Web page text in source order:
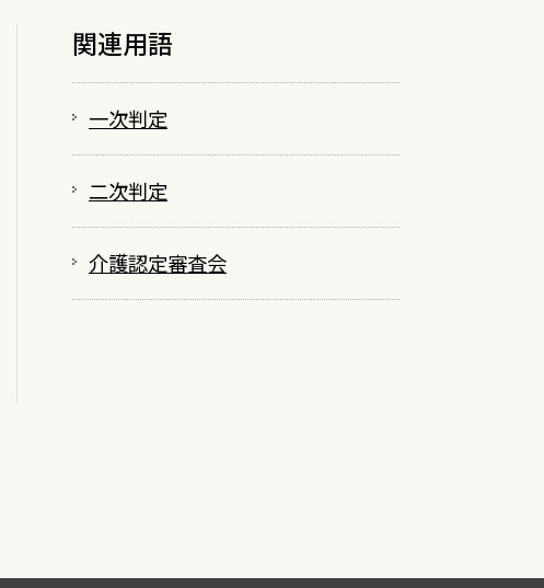
（グループホーム）
地域密着型介護老人福祉施設入所者生活介護
定期巡回・随時対応型訪問介護看護
地域密着型通所介護（小規模デイサービス）
関連用語
一次判定
二次判定
介護認定審査会